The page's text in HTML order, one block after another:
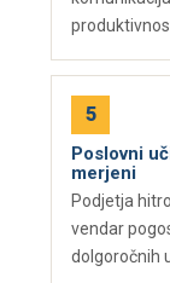
Poslovni
merjeni
Podjetja
vendar
dolgoročnih